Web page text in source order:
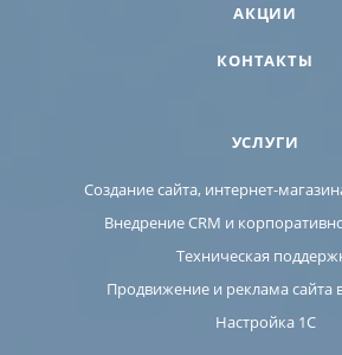
АКЦИИ
КОНТАКТЫ
УСЛУГИ
Создание сайта, интернет-
Внедрение CRM и
Техническая
Продвижение и реклама сайта
Настройка 1С